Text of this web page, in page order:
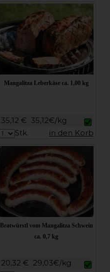
Mangalitza Leberkäse ca. 1,00 kg
35,12 € 35,12€/kg
Stk.
in den Korb
Bratwürstl vom Mangalitza Schwein
ca. 0,7 kg
20,32 € 29,03€/kg